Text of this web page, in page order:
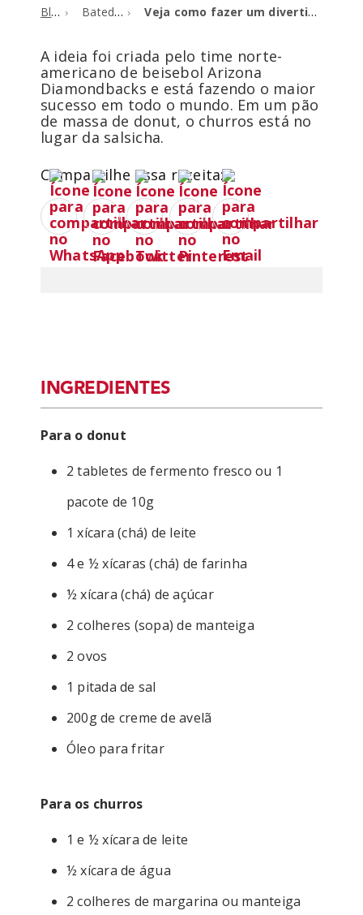
Blog Batedeiras Veja como fazer um divertido cachorro-quente de churros
A ideia foi criada pelo time norte-
americano de beisebol Arizona
Diamondbacks e está fazendo o maior
sucesso em todo o mundo. Em um pão
de massa de donut, o churros está no
lugar da salsicha.
Compartilhe essa receita:
INGREDIENTES
Para o donut
2 tabletes de fermento fresco ou 1
pacote de 10g
1 xícara (chá) de leite
4 e ½ xícaras (chá) de farinha
½ xícara (chá) de açúcar
2 colheres (sopa) de manteiga
2 ovos
1 pitada de sal
200g de creme de avelã
Óleo para fritar
Para os churros
1 e ½ xícara de leite
½ xícara de água
2 colheres de margarina ou manteiga